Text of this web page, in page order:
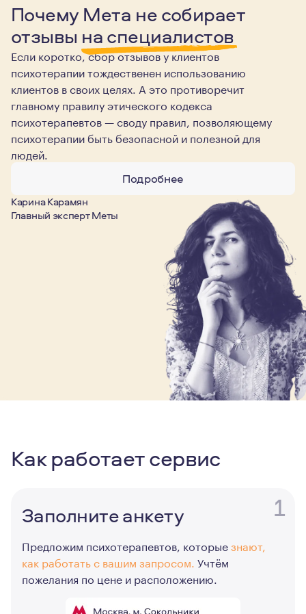
Почему Мета не собирает
отзывы на специалистов
Если коротко, сбор отзывов у клиентов
психотерапии тождественен использованию
клиентов в своих целях. А это противоречит
главному правилу этического кодекса
психотерапевтов — своду правил, позволяющему
психотерапии быть безопасной и полезной для
людей.
Подробнее
Карина Карамян
Главный эксперт Меты
Как работает сервис
1
Заполните анкету
Предложим психотерапевтов, которыезнают,
как работать с вашим запросом. Учтём
пожелания по цене и расположению.